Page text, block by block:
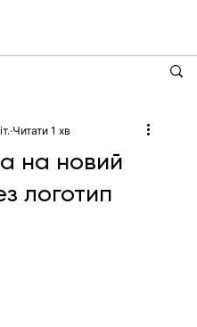
на новий
логотип
Читати 1 хв